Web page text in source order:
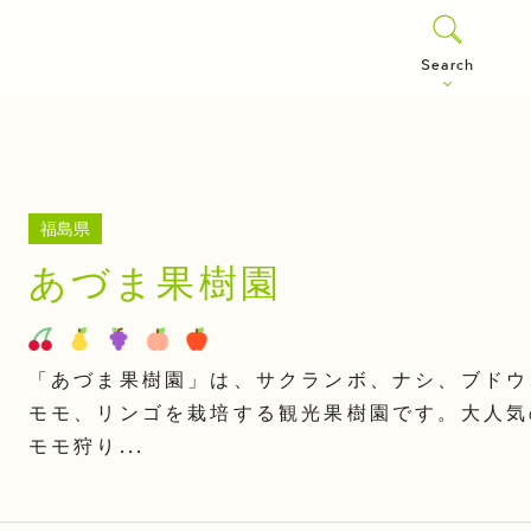
Search
福島県
あづま果樹園
「あづま果樹園」は、サクランボ、ナシ、ブド
モモ、リンゴを栽培する観光果樹園です。大人
モモ狩り...